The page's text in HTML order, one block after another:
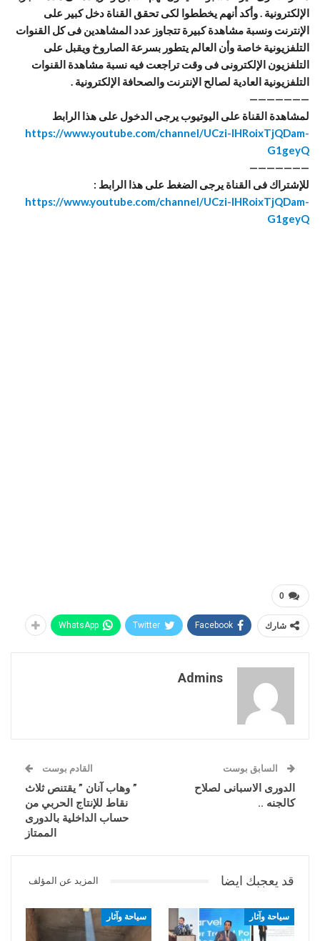
الإلكترونية . وأكد أنهم يخططوا لكى تحقق القناة دخل كبير على
الإنترنت ونسبة مشاهدة كبيرة تتجاوز عدد المشاهدين فى كل القنوات
التلفزيونية خاصة وأن العالم يتطور بسرعة الصاروخ ويقبل على
التلفزيون الإلكترونى فى وقت تراجعت فيه نسبة مشاهدة القنوات
التلفزيونية العادية لصالح الإنترنت والصحافة الإلكترونية .
———————
لمشاهدة القناة على اليوتيوب يرجى الدخول على هذا الرابط
https://www.youtube.com/channel/UCzi-lHRoixTjQDam-
G1geyQ
———————
للإشتراك فى القناة يرجى الضغط على هذا الرابط :
https://www.youtube.com/channel/UCzi-lHRoixTjQDam-
G1geyQ
0
شارك Facebook
Twitter
WhatsApp
Admins
السابق بوست
الدورى الاسبانى لصلاح
كالجنه ..
القادم بوست
” وهاب آنان ” يقتنص ثلاث
نقاط للإنتاج الحربي من
حساب الداخلية بالدورى
الممتاز
قد يعجبك ايضا المزيد عن المؤلف
سياحة وآثار سياحة وآثار